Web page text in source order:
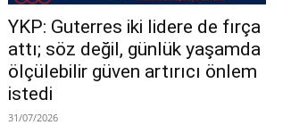
YKP: Guterres iki lidere de fırça
attı; söz değil, günlük yaşamda
ölçülebilir güven artırıcı önlem
istedi
31/07/2026